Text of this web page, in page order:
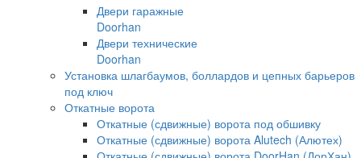
Двери гаражные
Doorhan
Двери технические
Doorhan
Установка шлагбаумов, боллардов и цепных барьеров
под ключ
Откатные ворота
Откатные (сдвижные) ворота под обшивку
Откатные (сдвижные) ворота Alutech (Алютех)